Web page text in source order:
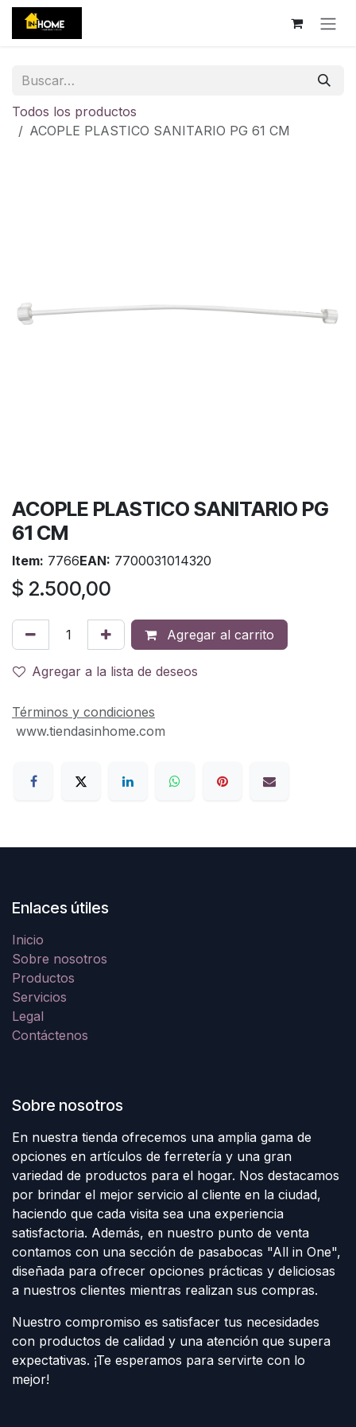
Ir al contenido
Todos los productos
ACOPLE PLASTICO SANITARIO PG 61 CM
ACOPLE PLASTICO SANITARIO PG
61 CM
Item: 7766EAN: 7700031014320
$ 2.500,00
Agregar al carrito
Agregar a la lista de deseos
Términos y condiciones
www.tiendasinhome.com
Enlaces útiles
Inicio
Sobre nosotros
Productos
Servicios
Legal
Contáctenos
Sobre nosotros
En nuestra tienda ofrecemos una amplia gama de
opciones en artículos de ferretería y una gran
variedad de productos para el hogar. Nos destacamos
por brindar el mejor servicio al cliente en la ciudad,
haciendo que cada visita sea una experiencia
satisfactoria. Además, en nuestro punto de venta
contamos con una sección de pasabocas "All in One",
diseñada para ofrecer opciones prácticas y deliciosas
a nuestros clientes mientras realizan sus compras.
Nuestro compromiso es satisfacer tus necesidades
con productos de calidad y una atención que supera
expectativas. ¡Te esperamos para servirte con lo
mejor!